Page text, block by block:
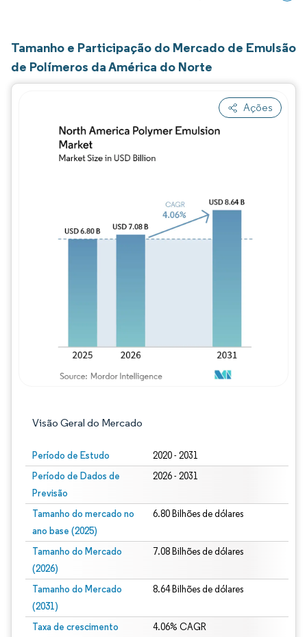
Tamanho e Participação do Mercado de Emulsão
de Polímeros da América do Norte
Ações
Visão Geral do Mercado
Período de Estudo 2020 - 2031
Período de Dados de
Previsão
2026 - 2031
Tamanho do mercado no
ano base (2025)
6.80 Bilhões de dólares
Tamanho do Mercado
(2026)
7.08 Bilhões de dólares
Tamanho do Mercado
(2031)
8.64 Bilhões de dólares
Taxa de crescimento
4.06% CAGR